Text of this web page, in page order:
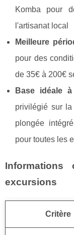
Komba pour
l'artisanat local
Meilleure
pour des
de 35€ à 200€
Base idéale
privilégié sur
plongée
pour toutes les
excursions
Critère